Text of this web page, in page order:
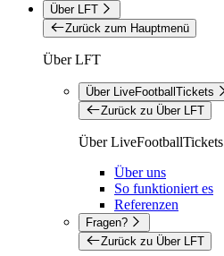
Über LFT
Zurück zum Hauptmenü
Über LFT
Über LiveFootballTickets
Zurück zu Über LFT
Über LiveFootballTickets
Über uns
So funktioniert es
Referenzen
Fragen?
Zurück zu Über LFT